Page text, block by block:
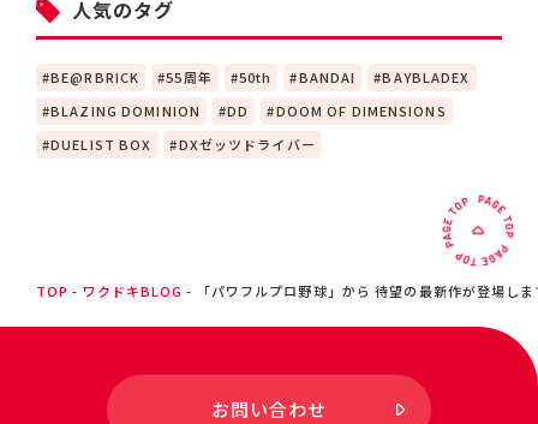
人気のタグ
BE@RBRICK 55周年 50th BANDAI
BAYBLADEX
BLAZING DOMINION
DD
DOOM OF DIMENSIONS
DUELIST BOX
DXゼッツドライバー
TOP ワクドキBLOG 「パワフルプロ野球」から 待望の最新作が登場し
お問い合わせ